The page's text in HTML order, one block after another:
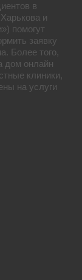
в
и
помогут
заявку
Более того,
дом онлайн
клиники,
на услуги